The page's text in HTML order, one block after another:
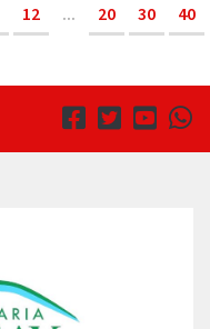
12 ... 20 30
40